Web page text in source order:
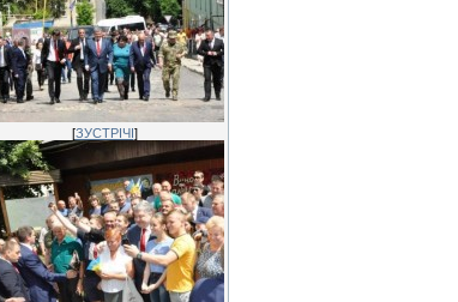
[ЗУСТРІЧІ]